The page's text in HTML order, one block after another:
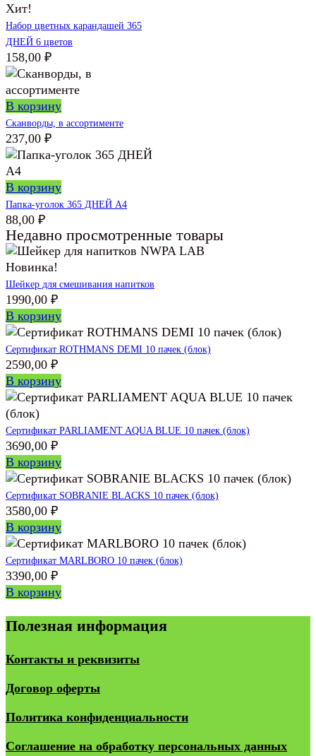
Хит!
Набор цветных карандашей 365
ДНЕЙ 6 цветов
158,00 ₽
В корзину
Сканворды, в ассортименте
237,00 ₽
В корзину
Папка-уголок 365 ДНЕЙ А4
88,00 ₽
Недавно просмотренные товары
Новинка!
Шейкер для смешивания напитков
1990,00 ₽
В корзину
Сертификат ROTHMANS DEMI 10 пачек (блок)
2590,00 ₽
В корзину
Сертификат PARLIAMENT AQUA BLUE 10 пачек (блок)
3690,00 ₽
В корзину
Сертификат SOBRANIE BLACKS 10 пачек (блок)
3580,00 ₽
В корзину
Сертификат MARLBORO 10 пачек (блок)
3390,00 ₽
В корзину
Полезная информация
Контакты и реквизиты
Договор оферты
Политика конфиденциальности
Соглашение на обработку персональных данных